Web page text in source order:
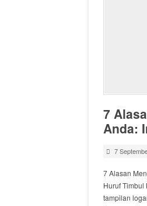
7
Anda:
7
7 Alasan
Huruf
tampilan